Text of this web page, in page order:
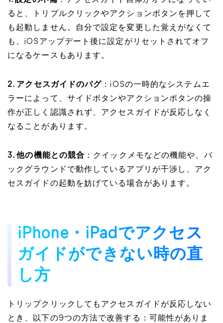
ると、トリプルクリックやアクションボタンを押して
も起動しません。自分で設定を変更した覚えがなくて
も、iOSアップデート後に設定がリセットされてオフ
になるケースもあります。
2. アクセスガイドのバグ ：iOSの一時的なシステムエ
ラーによって、サイドボタンやアクションボタンの操
作が正しく認識されず、アクセスガイドが反応しなく
なることがあります。
3. 他の機能との競合 ：クイックメモなどの機能や、バ
ックグラウンドで動作しているアプリが干渉し、アク
セスガイドの起動を妨げている場合があります。
iPhone・iPadでアクセス
ガイドができない時の直
し方
トリップクリックしてもアクセスガイドが反応しない
とき、以下の9つの方法で改善する：可能性がありま